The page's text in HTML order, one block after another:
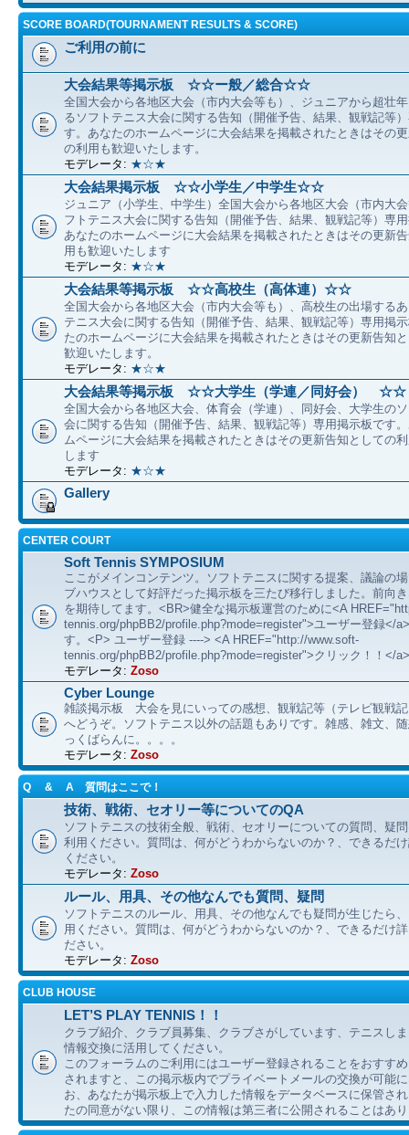
SCORE BOARD(TOURNAMENT RESULTS & SCORE)
ご利用の前に
大会結果等掲示板 ☆☆ー般／総合☆☆
全国大会から各地区大会（市内大会等も）、ジュニアから超壮
るソフトテニス大会に関する告知（開催予告、結果、観戦記等
す。あなたのホームページに大会結果を掲載されたときはその
の利用も歓迎いたします。
モデレータ: ★☆★
大会結果掲示板 ☆☆小学生／中学生☆☆
ジュニア（小学生、中学生）全国大会から各地区大会（市内大
フトテニス大会に関する告知（開催予告、結果、観戦記等）専
あなたのホームページに大会結果を掲載されたときはその更新
用も歓迎いたします
モデレータ: ★☆★
大会結果等掲示板 ☆☆高校生（高体連）☆☆
全国大会から各地区大会（市内大会等も）、高校生の出場する
テニス大会に関する告知（開催予告、結果、観戦記等）専用掲
たのホームページに大会結果を掲載されたときはその更新告知
歓迎いたします。
モデレータ: ★☆★
大会結果等掲示板 ☆☆大学生（学連／同好会） ☆☆
全国大会から各地区大会、体育会（学連）、同好会、大学生の
会に関する告知（開催予告、結果、観戦記等）専用掲示板です
ムページに大会結果を掲載されたときはその更新告知としての
します
モデレータ: ★☆★
Gallery
CENTER COURT
Soft Tennis SYMPOSIUM
ここがメインコンテンツ。ソフトテニスに関する提案、議論の
ブハウスとして好評だった掲示板を三たび移行しました。前向
を期待してます。<BR>健全な掲示板運営のために<A
tennis.org/phpBB2/profile.php?mode=register">ユーザー登録</
す。<P> ユーザー登録 ----> <A HREF="http://www.soft-
tennis.org/phpBB2/profile.php?mode=register">クリック！！</a>
モデレータ: Zoso
Cyber Lounge
雑談掲示板 大会を見にいっての感想、観戦記等（テレビ観戦
へどうぞ。ソフトテニス以外の話題もありです。雑感、雑文、
っくばらんに。。。。
モデレータ: Zoso
Q & A 質問はここで！
技術、戦術、セオリー等についてのQA
ソフトテニスの技術全般、戦術、セオリーについての質問、疑
利用ください。質問は、何がどうわからないのか？、できるだ
ください。
モデレータ: Zoso
ルール、用具、その他なんでも質問、疑問
ソフトテニスのルール、用具、その他なんでも疑問が生じたら
用ください。質問は、何がどうわからないのか？、できるだけ
ださい。
モデレータ: Zoso
CLUB HOUSE
LET’S PLAY TENNIS！！
クラブ紹介、クラブ員募集、クラブさがしています、テニスし
情報交換に活用してください。
このフォーラムのご利用にはユーザー登録されることをおすす
されますと、この掲示板内でプライベートメールの交換が可能
お、あなたが掲示板上で入力した情報をデータベースに保管さ
たの同意がない限り、この情報は第三者に公開されることはあ